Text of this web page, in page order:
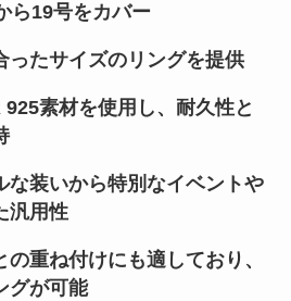
ら19号をカバー
ったサイズのリングを提供
素材を使用し、耐久性と
な装いから特別なイベントや
汎用性
重ね付けにも適しており、
グが可能